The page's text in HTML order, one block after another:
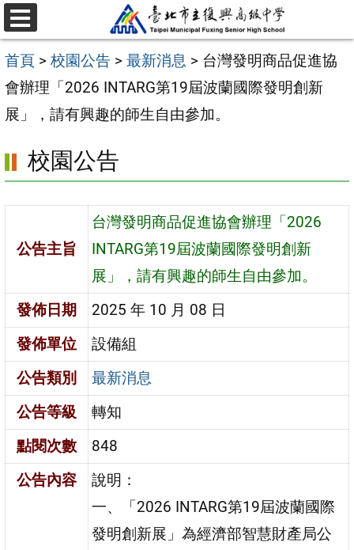
跳
至
主
要
內
區
選
單
首頁 > 校園公告 > 最新消息 > 台灣發明商品促進協
會辦理「2026 INTARG第19屆波蘭國際發明創新
展」，請有興趣的師生自由參加。
校園公告
公告主旨
台灣發明商品促進協會辦理「2026
INTARG第19屆波蘭國際發明創新
展」，請有興趣的師生自由參加。
發佈日期
2025 年 10 月 08 日
發佈單位
設備組
公告類別
最新消息
公告等級
轉知
點閱次數
848
公告內容
說明：
一、「2026 INTARG第19屆波蘭國際
發明創新展」為經濟部智慧財產局公